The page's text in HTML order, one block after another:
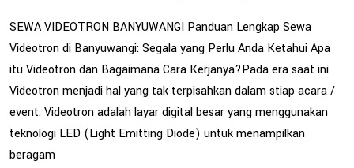
SEWA VIDEOTRON BANYUWANGI Panduan Lengkap Sewa
Videotron di Banyuwangi: Segala yang Perlu Anda Ketahui Apa
itu Videotron dan Bagaimana Cara Kerjanya?Pada era saat ini
Videotron menjadi hal yang tak terpisahkan dalam stiap acara /
event. Videotron adalah layar digital besar yang menggunakan
teknologi LED (Light Emitting Diode) untuk menampilkan
beragam